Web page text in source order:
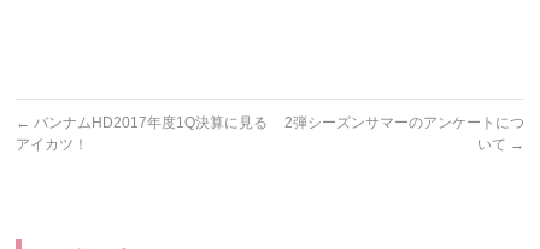
← バンナムHD2017年度1Q決算に見る
アイカツ！
2弾シーズンサマーのアンケートにつ
いて →